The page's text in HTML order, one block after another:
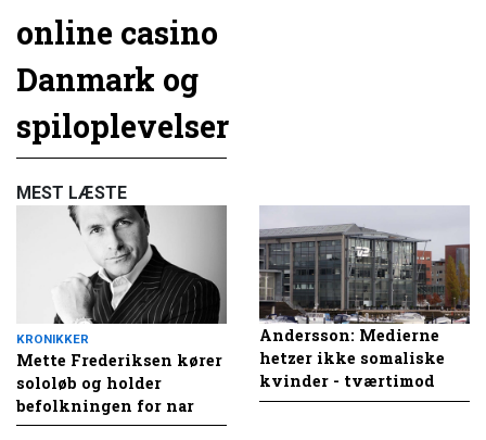
online casino
Danmark og
spiloplevelser
MEST LÆSTE
KRONIKKER
Mette Frederiksen kører
sololøb og holder
befolkningen for nar
Andersson: Medierne
hetzer ikke somaliske
kvinder - tværtimod